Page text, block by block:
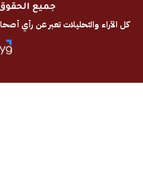
جميع الحقوق محفوظة ©
تعبر عن رأي أصحابها وليس